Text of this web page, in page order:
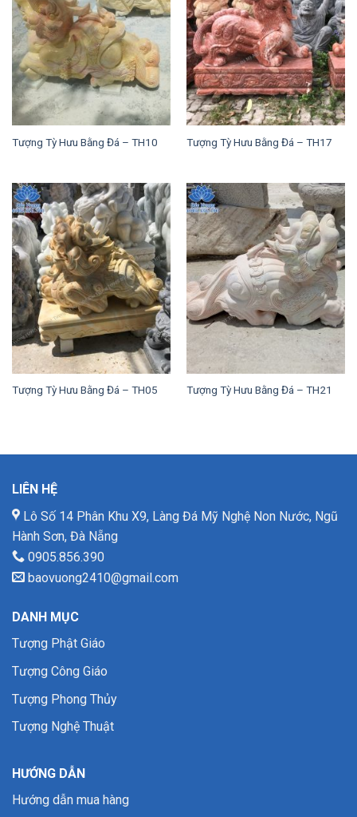
Tượng Tỳ Hưu Bằng Đá – TH10 Tượng Tỳ Hưu Bằng Đá – TH17
Tượng Tỳ Hưu Bằng Đá – TH05 Tượng Tỳ Hưu Bằng Đá – TH21
LIÊN HỆ
Lô Số 14 Phân Khu X9, Làng Đá Mỹ Nghệ Non Nước, Ngũ
Hành Sơn, Đà Nẵng
0905.856.390
baovuong2410@gmail.com
DANH MỤC
Tượng Phật Giáo
Tượng Công Giáo
Tượng Phong Thủy
Tượng Nghệ Thuật
HƯỚNG DẪN
Hướng dẫn mua hàng